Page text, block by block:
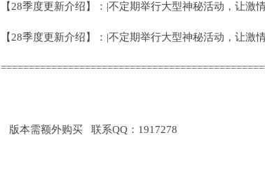
【28季度更新介绍】：|不定期举行大型神秘活动，让激
【28季度更新介绍】：|不定期举行大型神秘活动，让激
版本需额外购买 联系QQ：1917278